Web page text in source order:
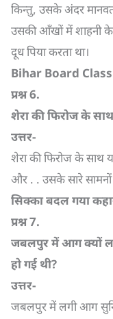
किन्तु, उसके अंदर
उसकी आँखों में शाहनी के
दूध पिया करता था।
Bihar Board
प्रश्न6.
शेरा की फिरोज के
उत्तर-
शेरा की फिरोज के साथ
और . . उसके सारे
सिक्का बदल गया
प्रश्न7.
जबलपुर में आग क्यों
हो गई थी?
उत्तर-
जबलपुर में लगी आग